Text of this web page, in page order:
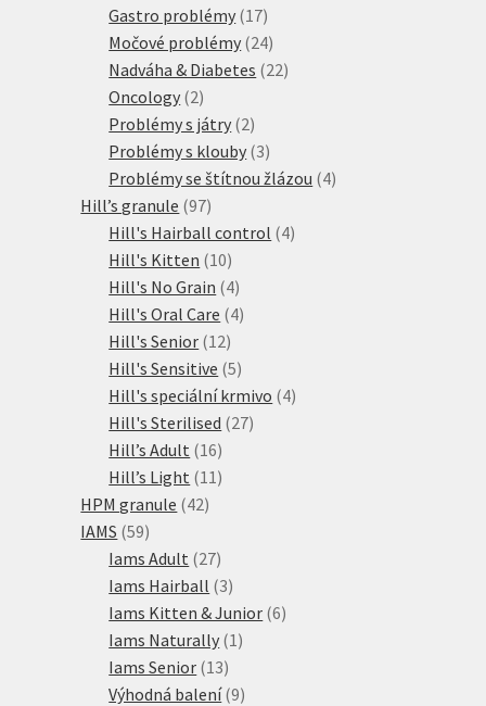
produktů
Gastro problémy 1717
produktů
Močové problémy 2424
produktů
Nadváha & Diabetes 2222
Oncology 22
produkty
Problémy s játry 22
produkty
Problémy s klouby 33
produkty
Problémy se štítnou žlázou 44
Hill’s granule 9797
produktů
Hill's Hairball control 44
Hill's Kitten 1010
produktů
Hill's No Grain 44
produkty
Hill's Oral Care 44
Hill's Senior 1212
produktů
Hill's Sensitive 55
produktů
Hill's speciální krmivo 44
Hill's Sterilised 2727
Hill’s Adult 1616
produktů
Hill’s Light 11 11
HPM granule 4242
IAMS 5959
produktů
Iams Adult 2727
produktů
Iams Hairball 33
produkty
Iams Kitten & Junior 66
Iams Naturally 1 1
Iams Senior 1313
produktů
Výhodná balení 99